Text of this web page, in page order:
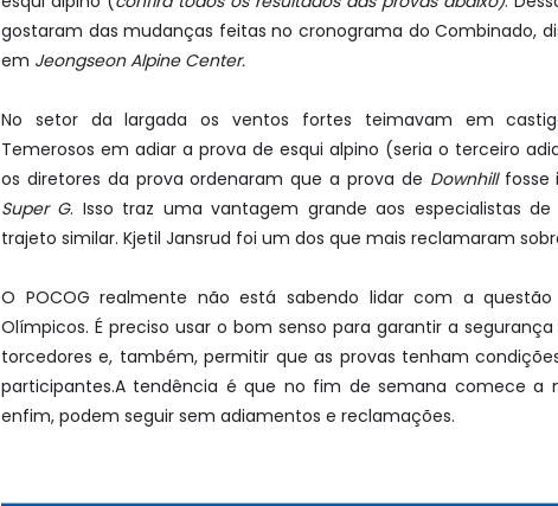
gostaram das mudanças feitas no cronograma do Combinado,
em Jeongseon Alpine Center.
No setor da largada os ventos fortes teimavam em
Temerosos em adiar a prova de esqui alpino (seria o terceiro
os diretores da prova ordenaram que a prova de Downhillfosse
Super G. Isso traz uma vantagem grande aos especialistas de
trajeto similar. Kjetil Jansrud foi um dos que mais reclamaram
O POCOG realmente não está sabendo lidar com a
Olímpicos. É preciso usar o bom senso para garantir a
torcedores e, também, permitir que as provas tenham
participantes.A tendência é que no fim de semana comece a
enfim, podem seguir sem adiamentos e reclamações.